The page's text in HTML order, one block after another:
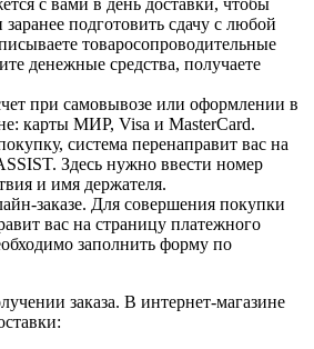
с вами в день доставки, чтобы
подготовить сдачу с любой
товаросопроводительные
денежные средства, получаете
при самовывозе или оформлении в
карты МИР, Visa и MasterCard.
система перенаправит вас на
Здесь нужно ввести номер
и имя держателя.
заказе. Для совершения покупки
вас на страницу платежного
заполнить форму по
заказа. В интернет-магазине